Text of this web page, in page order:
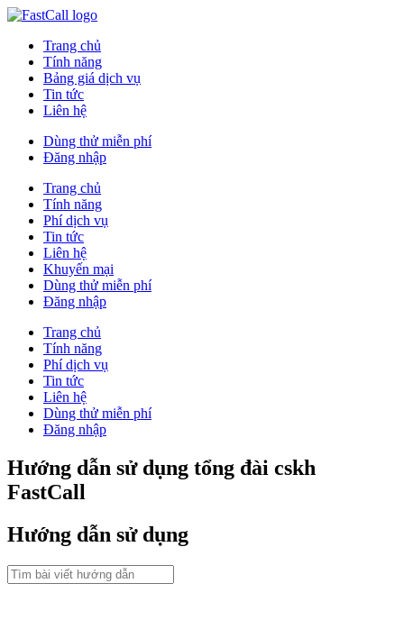
Trang chủ
Tính năng
Bảng giá dịch vụ
Tin tức
Liên hệ
Dùng thử miễn phí
Đăng nhập
Trang chủ
Tính năng
Phí dịch vụ
Tin tức
Liên hệ
Khuyến mại
Dùng thử miễn phí
Đăng nhập
Trang chủ
Tính năng
Phí dịch vụ
Tin tức
Liên hệ
Dùng thử miễn phí
Đăng nhập
Hướng dẫn sử dụng tổng đài cskh
FastCall
Hướng dẫn sử dụng